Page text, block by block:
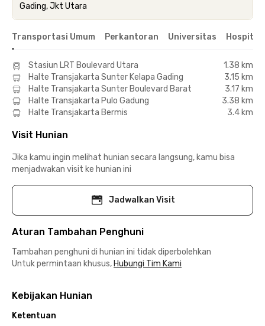
Gading, Jkt Utara
Transportasi Umum Perkantoran Universitas Hospital
Stasiun LRT Boulevard Utara
1.38 km
Halte Transjakarta Sunter Kelapa Gading
3.15 km
Halte Transjakarta Sunter Boulevard Barat
3.17 km
Halte Transjakarta Pulo Gadung
3.38 km
Halte Transjakarta Bermis
3.4 km
Visit Hunian
Jika kamu ingin melihat hunian secara langsung, kamu bisa
menjadwakan visit ke hunian ini
Jadwalkan Visit
Aturan Tambahan Penghuni
Tambahan penghuni di hunian ini tidak diperbolehkan
Untuk permintaan khusus, Hubungi Tim Kami
Kebijakan Hunian
Ketentuan